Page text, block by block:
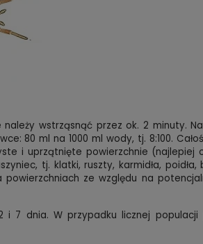
wstrząsnąć przez ok. 2 minuty.
80 ml na 1000 ml wody, tj. 8:100.
i uprzątnięte powierzchnie (najlepiej
tj. klatki, ruszty, karmidła, poidła,
ze względu na
7 dnia. W przypadku licznej populacji